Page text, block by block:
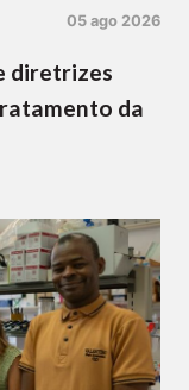
05 ago 2026
diretrizes
da